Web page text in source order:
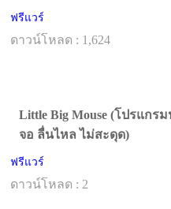
ฟรีแวร์
ดาวน์โหลด : 1,624
Little Big Mouse (โปรแกร
จอ ลื่นไหล ไม่สะดุด)
ฟรีแวร์
ดาวน์โหลด : 2